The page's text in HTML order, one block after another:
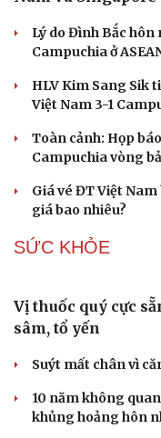
Cải chính
PHÁP LUẬT
Bổ sung thẩm
nhiều chức danh
Công an xử lý vụ
TP.HCM
Vua Quạt, Khánh